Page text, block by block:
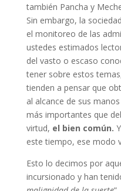
también Pancha y
Sin embargo, la
el monitoreo de las
ustedes estimados
del vasto o escaso
tener sobre estos
tienden a pensar que
al alcance de sus
más importantes que
virtud, el bien común.
este tiempo, ese modo
Esto lo decimos por
incursionado y han